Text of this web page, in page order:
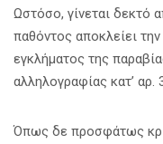
Ωστόσο, γίνεται δεκτό
παθόντος αποκλείει
εγκλήματος της
αλληλογραφίας κατ’ αρ.
Όπως δε προσφάτως